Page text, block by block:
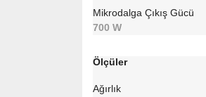
Mikrodalga Çıkış Gücü
700 W
Ölçüler
Ağırlık